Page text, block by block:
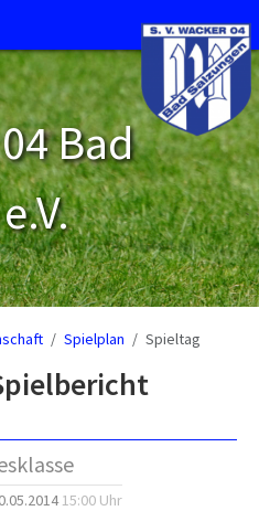
Bad
Spielplan Spieltag
15:00 Uhr